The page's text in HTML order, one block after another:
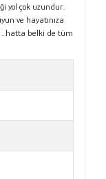
yol çok uzundur.
ve hayatınıza
...hatta belki de tüm